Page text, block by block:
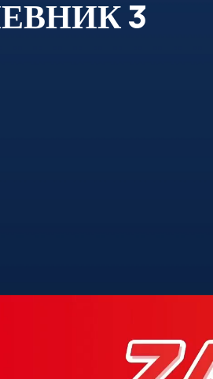
3